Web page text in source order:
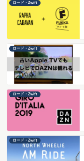
ロード・Zwift
ロード・Zwift
ロード・Zwift
ロード・Zwift